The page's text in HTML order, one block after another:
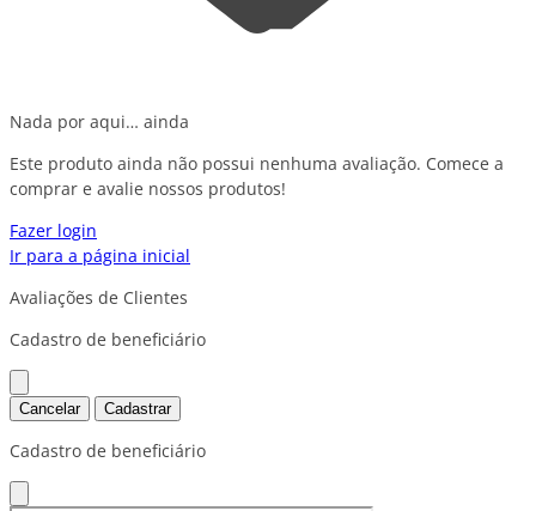
Nada por aqui… ainda
Este produto ainda não possui nenhuma avaliação. Comece a
comprar e avalie nossos produtos!
Fazer login
Ir para a página inicial
Avaliações de Clientes
Cadastro de beneficiário
Cancelar Cadastrar
Cadastro de beneficiário